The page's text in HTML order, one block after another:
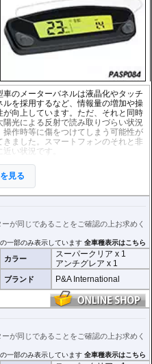
車のメーターバネルは液晶化やタッチ
ルを採用するなど、情報量の増加や操
が向上しています。ただ、それと同時
陽光による反射で読み取りづらい状況
操作時等に傷をつけてしまう可能性が
きました。スマートフォンのそれと非
近い状況です。
メーターパネルプロテクションフィル
不要な傷や汚れからメーターパネルを
します。
り、それぞれ目的に合わせたものをご
パークリア :耐摩耗性が非常に高く、
性の高いフィルム。貼り付けてしまう
ーターになじみ、フィルムの存在がほ
どわからなくなります。
チグレア :
マット仕上げが施され、太
などによる反射を軽減。視認性の低下
ぎ、メーターを読み取りやすくしま
もちろん傷に対しても有効です。
キット付属 :
ート、気泡の混入を防ぎ、きれいに
す。
から２日ほどで自然に気泡が消える
見る
が同じであることをご確認の上お求めく
一部のみ表示しています全車種表示はこちら
カラー
スーパークリア x 1
アンチグレア x 1
ブランド P&A International
が同じであることをご確認の上お求めく
一部のみ表示しています全車種表示はこちら